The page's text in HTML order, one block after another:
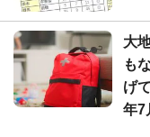
大
も
げ
年7